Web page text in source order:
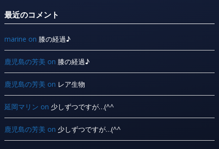
最近のコメント
marine on 膝の経過♪
鹿児島の芳美 on 膝の経過♪
鹿児島の芳美 on レア生物
延岡マリン on 少しずつですが…(^^ ゞ
鹿児島の芳美 on 少しずつですが…(^^ ゞ